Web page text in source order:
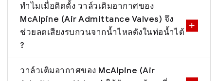
ทำไมเมื่อติดตั้ง วาล์วเติมอากาศของ
McAlpine (Air Admittance Valves) จึง
ช่วยลดเสียงรบกวนจากน้ำไหลดังในท่อน้ำได้
?
วาล์วเติมอากาศของ McAlpine (Air